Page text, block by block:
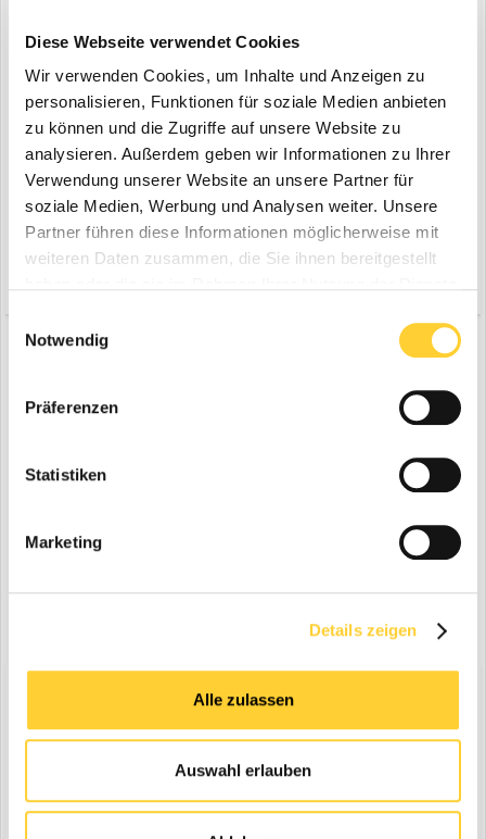
Diese Webseite verwendet Cookies
Wir verwenden Cookies, um Inhalte und Anzeigen zu
personalisieren, Funktionen für soziale Medien anbieten
zu können und die Zugriffe auf unsere Website zu
analysieren. Außerdem geben wir Informationen zu Ihrer
Verwendung unserer Website an unsere Partner für
soziale Medien, Werbung und Analysen weiter. Unsere
Partner führen diese Informationen möglicherweise mit
weiteren Daten zusammen, die Sie ihnen bereitgestellt
Notwendig
Präferenzen
Statistiken
Marketing
Details zeigen
Alle zulassen
Auswahl erlauben
Registriere dich um diese Anzeige nicht mehr zu sehen.
bereits einen Account hast kannst du dich hieranmelden.
Your post will require moderator approval before it will be